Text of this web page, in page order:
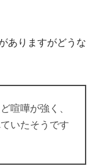
ありますがどうな
喧嘩が強く、
いたそうです